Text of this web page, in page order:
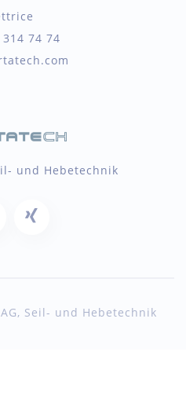
74 74
und Hebetechnik
Seil- und Hebetechnik